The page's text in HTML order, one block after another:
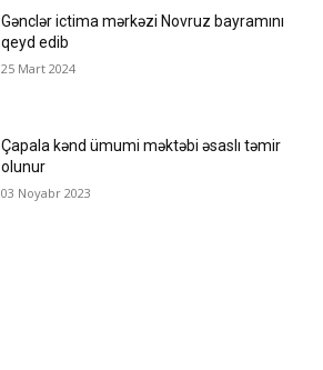
Gənclər ictima mərkəzi Novruz bayramını
qeyd edib
25 Mart 2024
Çapala kənd ümumi məktəbi əsaslı təmir
olunur
03 Noyabr 2023